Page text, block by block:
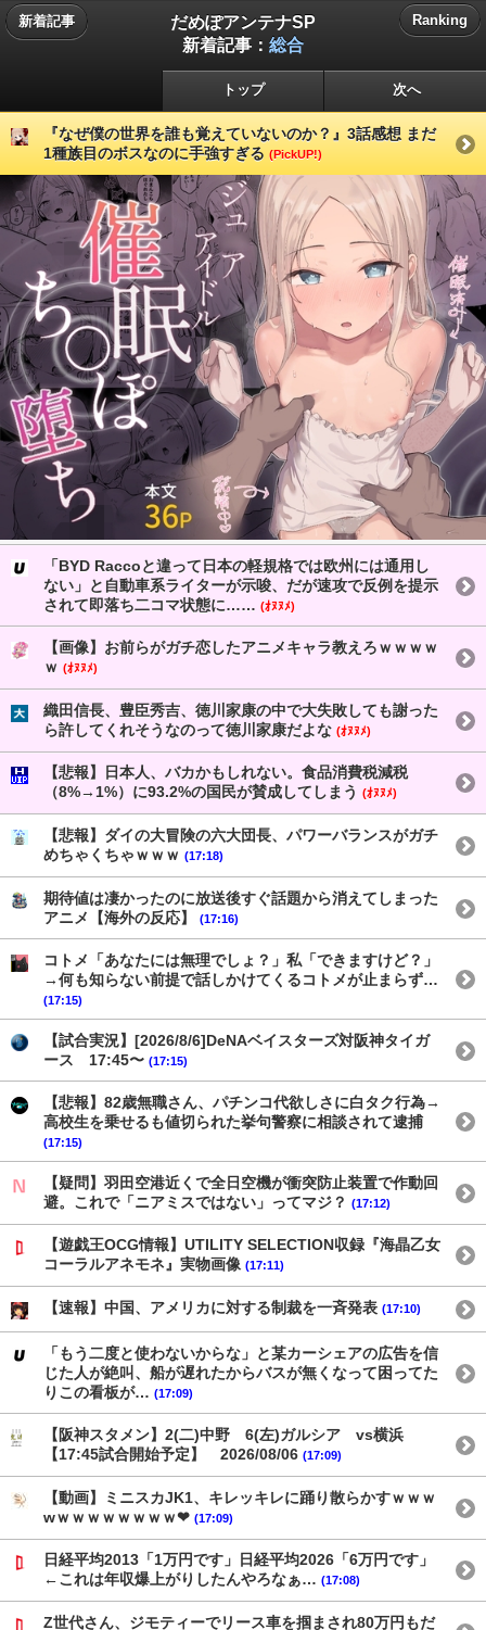
新着記事
だめぽアンテナSP
新着記事： 総合
Ranking
トップ 次へ
『なぜ僕の世界を誰も覚えていないのか？』3話感想 まだ
1種族目のボスなのに手強すぎる (PickUP!)
「BYD Raccoと違って日本の軽規格では欧州には通用し
ない」と自動車系ライターが示唆、だが速攻で反例を提示
されて即落ち二コマ状態に…… (ｵﾇﾇﾒ)
【画像】お前らがガチ恋したアニメキャラ教えろｗｗｗｗ
ｗ (ｵﾇﾇﾒ)
織田信長、豊臣秀吉、徳川家康の中で大失敗しても謝った
ら許してくれそうなのって徳川家康だよな (ｵﾇﾇﾒ)
【悲報】日本人、バカかもしれない。食品消費税減税
（8%→1%）に93.2%の国民が賛成してしまう (ｵﾇﾇﾒ)
【悲報】ダイの大冒険の六大団長、パワーバランスがガチ
めちゃくちゃｗｗｗ (17:18)
期待値は凄かったのに放送後すぐ話題から消えてしまった
アニメ【海外の反応】
(17:16)
コトメ「あなたには無理でしょ？」私「できますけど？」
→何も知らない前提で話しかけてくるコトメが止まらず…
(17:15)
【試合実況】[2026/8/6]DeNAベイスターズ対阪神タイガ
ース 17:45〜 (17:15)
【悲報】82歳無職さん、パチンコ代欲しさに白タク行為→
高校生を乗せるも値切られた挙句警察に相談されて逮捕
(17:15)
【疑問】羽田空港近くで全日空機が衝突防止装置で作動回
避。これで「ニアミスではない」ってマジ？ (17:12)
【遊戯王OCG情報】UTILITY SELECTION収録『海晶乙女
コーラルアネモネ』実物画像 (17:11)
【速報】中国、アメリカに対する制裁を一斉発表 (17:10)
「もう二度と使わないからな」と某カーシェアの広告を信
じた人が絶叫、船が遅れたからバスが無くなって困ってた
りこの看板が… (17:09)
【阪神スタメン】2(二)中野 6(左)ガルシア vs横浜
【17:45試合開始予定】 2026/08/06 (17:09)
【動画】ミニスカJK1、キレッキレに踊り散らかすｗｗｗ
wｗｗｗｗｗｗｗｗ❤ (17:09)
日経平均2013「1万円です」日経平均2026「6万円です」
←これは年収爆上がりしたんやろなぁ… (17:08)
Z世代さん、ジモティーでリース車を掴まされ80万円もだ